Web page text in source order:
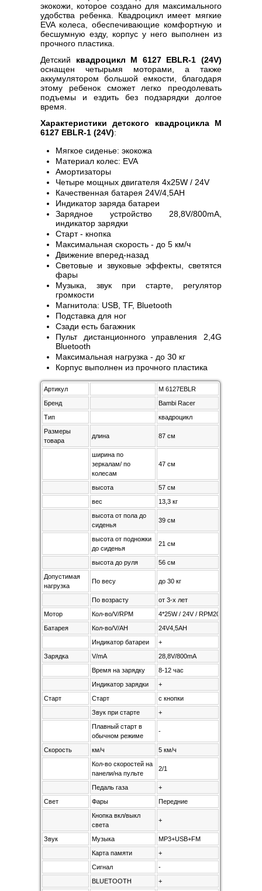
экокожи, которое создано для максимального
удобства ребенка. Квадроцикл имеет мягкие
EVA колеса, обеспечивающие комфортную и
бесшумную езду, корпус у него выполнен из
прочного пластика.
Детский квадроцикл M 6127 EBLR-1 (24V)
оснащен четырьмя моторами, а также
аккумулятором большой емкости, благодаря
этому ребенок сможет легко преодолевать
подъемы и ездить без подзарядки долгое
время.
Характеристики детского квадроцикла M
6127 EBLR-1 (24V):
Мягкое сиденье: экокожа
Материал колес: EVA
Амортизаторы
Четыре мощных двигателя 4х25W / 24V
Качественная батарея 24V/4,5AH
Индикатор заряда батареи
Зарядное устройство 28,8V/800mA,
индикатор зарядки
Старт - кнопка
Максимальная скорость - до 5 км/ч
Движение вперед-назад
Световые и звуковые эффекты, светятся
фары
Музыка, звук при старте, регулятор
громкости
Магнитола: USB, TF, Bluetooth
Подставка для ног
Сзади есть багажник
Пульт дистанционного управления 2,4G
Bluetooth
Максимальная нагрузка - до 30 кг
Корпус выполнен из прочного пластика
Артикул
M 6127EBLR
Бренд
Bambi Racer
Тип
квадроцикл
Размеры
товара
длина 87 см
ширина по
зеркалам/ по
колесам
47 см
высота
57 см
вес
13,3 кг
высота от пола до
сиденья
39 см
высота от подножки
до сиденья
21 cм
высота до руля
56 см
Допустимая
нагрузка
По весу до 30 кг
По возрасту
от 3-х лет
Мотор
Кол-во/V/RPM
4*25W / 24V / RPM20000
Батарея
Кол-во/V/AH
24V4,5AH
Индикатор батареи
+
Зарядка
V/mA
28,8V/800mA
Время на зарядку
8-12 час
Индикатор зарядки
+
Старт
Старт
с кнопки
Звук при старте
+
Плавный старт в
обычном режиме
-
Скорость км/ч
5 км/ч
Кол-во скоростей на
панели/на пульте
2/1
Педаль газа
+
Свет
Фары
Передние
Кнопка вкл/выкл
света
+
Звук Музыка
MP3+USB+FM
Карта памяти
+
Сигнал
-
BLUETOOTH
+